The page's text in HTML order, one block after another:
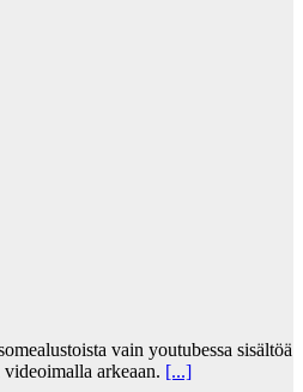
vain youtubessa sisältöä
arkeaan. [...]